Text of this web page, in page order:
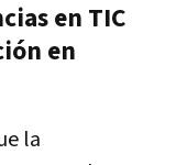
en TIC
en
la